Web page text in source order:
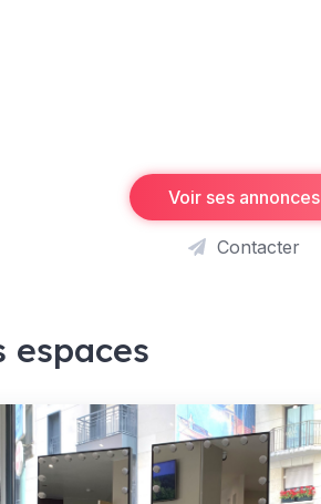
Voir ses annonces
Contacter
espaces